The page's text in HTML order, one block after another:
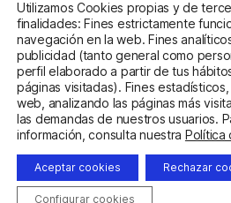
Centro Sanitario Autorizado
Aviso LegalPolítica de
Clínica de la Ansiedad. Teléfonos:
Correo:
Utilizamos Cookies propias y de
finalidades: Fines estrictamente
navegación en la web. Fines
publicidad (tanto general como
perfil elaborado a partir de tus
páginas visitadas). Fines
web, analizando las páginas más
las demandas de nuestros usuarios.
información, consulta nuestra Política
Aceptar cookies Rechazar
Configurar cookies